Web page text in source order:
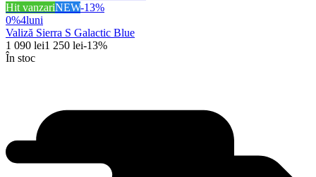
Hit vanzariNEW-13%
0%4luni
Valiză Sierra S Galactic Blue
1 090 lei1 250 lei-13%
În stoc